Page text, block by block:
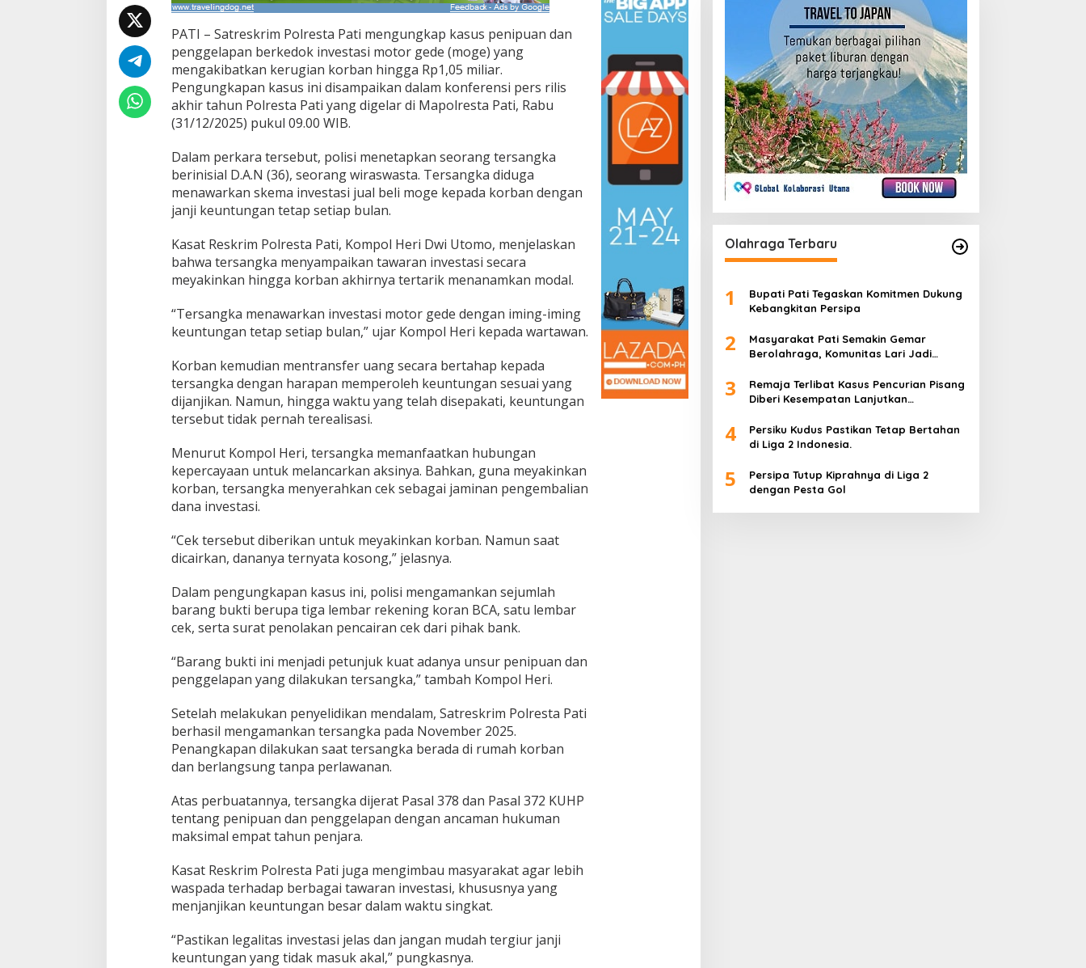
s
a
s
i
M
o
g
e
K
e
u
g
a
n
a
a
i
p
1
,
0
5
l
i
a
r
PATI – Satreskrim Polresta Pati mengungkap kasus penipuan dan
penggelapan berkedok investasi motor gede (moge) yang
mengakibatkan kerugian korban hingga Rp1,05 miliar.
Pengungkapan kasus ini disampaikan dalam konferensi pers rilis
akhir tahun Polresta Pati yang digelar di Mapolresta Pati, Rabu
(31/12/2025) pukul 09.00 WIB.
Dalam perkara tersebut, polisi menetapkan seorang tersangka
berinisial D.A.N (36), seorang wiraswasta. Tersangka diduga
menawarkan skema investasi jual beli moge kepada korban dengan
janji keuntungan tetap setiap bulan.
Kasat Reskrim Polresta Pati, Kompol Heri Dwi Utomo, menjelaskan
bahwa tersangka menyampaikan tawaran investasi secara
meyakinkan hingga korban akhirnya tertarik menanamkan modal.
“Tersangka menawarkan investasi motor gede dengan iming-iming
keuntungan tetap setiap bulan,” ujar Kompol Heri kepada wartawan.
Korban kemudian mentransfer uang secara bertahap kepada
tersangka dengan harapan memperoleh keuntungan sesuai yang
dijanjikan. Namun, hingga waktu yang telah disepakati, keuntungan
tersebut tidak pernah terealisasi.
Menurut Kompol Heri, tersangka memanfaatkan hubungan
kepercayaan untuk melancarkan aksinya. Bahkan, guna meyakinkan
korban, tersangka menyerahkan cek sebagai jaminan pengembalian
dana investasi.
“Cek tersebut diberikan untuk meyakinkan korban. Namun saat
dicairkan, dananya ternyata kosong,” jelasnya.
Dalam pengungkapan kasus ini, polisi mengamankan sejumlah
barang bukti berupa tiga lembar rekening koran BCA, satu lembar
cek, serta surat penolakan pencairan cek dari pihak bank.
“Barang bukti ini menjadi petunjuk kuat adanya unsur penipuan dan
penggelapan yang dilakukan tersangka,” tambah Kompol Heri.
Setelah melakukan penyelidikan mendalam, Satreskrim Polresta Pati
berhasil mengamankan tersangka pada November 2025.
Penangkapan dilakukan saat tersangka berada di rumah korban
dan berlangsung tanpa perlawanan.
Atas perbuatannya, tersangka dijerat Pasal 378 dan Pasal 372 KUHP
tentang penipuan dan penggelapan dengan ancaman hukuman
maksimal empat tahun penjara.
Kasat Reskrim Polresta Pati juga mengimbau masyarakat agar lebih
waspada terhadap berbagai tawaran investasi, khususnya yang
menjanjikan keuntungan besar dalam waktu singkat.
“Pastikan legalitas investasi jelas dan jangan mudah tergiur janji
keuntungan yang tidak masuk akal,” pungkasnya.
Olahraga Terbaru
1
Bupati Pati Tegaskan Komitmen Dukung
Kebangkitan Persipa
2
Masyarakat Pati Semakin Gemar
Berolahraga, Komunitas Lari Jadi
3
Remaja Terlibat Kasus Pencurian Pisang
Diberi Kesempatan Lanjutkan
4
Persiku Kudus Pastikan Tetap Bertahan
di Liga 2 Indonesia.
5
Persipa Tutup Kiprahnya di Liga 2
dengan Pesta Gol